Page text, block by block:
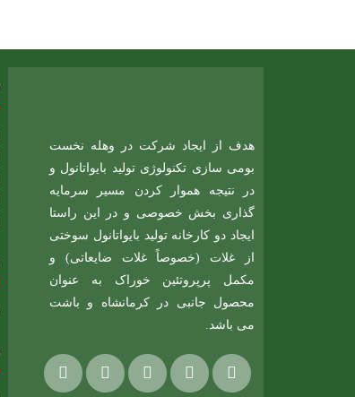
هدف از ایجاد شرکت در وهله نخست
بومی سازی تکنولوژی تولید بایواتانول و
در نتیجه هموار کردن مسیر سرمایه
گذاری بخش خصوصی و در این راستا
ایجاد دو کارخانه تولید بایواتانول سوختی
از غلات (خصوصاً غلات ضایعاتی) و
مکمل پرپروتئین خوراک به عنوان
محصول جانبی در کرمانشاه و باشت
می باشد.